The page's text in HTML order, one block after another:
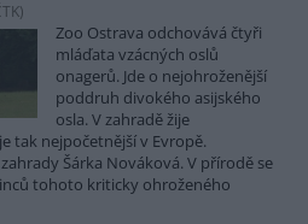
)
Zoo Ostrava odchovává čtyři
mláďata vzácných oslů
onagerů. Jde o nejohroženější
poddruh divokého asijského
osla. V zahradě žije
tak nejpočetnější v Evropě.
Šárka Nováková. V přírodě se
tohoto kriticky ohroženého